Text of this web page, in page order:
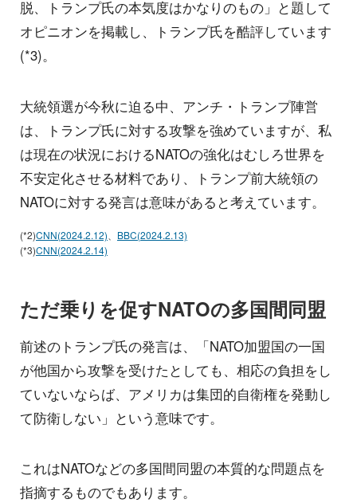
脱、トランプ氏の本気度はかなりのもの」と題して
オピニオンを掲載し、トランプ氏を酷評しています
(*3)。
大統領選が今秋に迫る中、アンチ・トランプ陣営
は、トランプ氏に対する攻撃を強めていますが、私
は現在の状況におけるNATOの強化はむしろ世界を
不安定化させる材料であり、トランプ前大統領の
NATOに対する発言は意味があると考えています。
(*2)CNN(2024.2.12)
BBC(2024.2.13)
(*3)CNN(2024.2.14)
ただ乗りを促すNATOの多国間同盟
前述のトランプ氏の発言は、「NATO加盟国の一国
が他国から攻撃を受けたとしても、相応の負担をし
ていないならば、アメリカは集団的自衛権を発動し
て防衛しない」という意味です。
これはNATOなどの多国間同盟の本質的な問題点を
指摘するものでもあります。